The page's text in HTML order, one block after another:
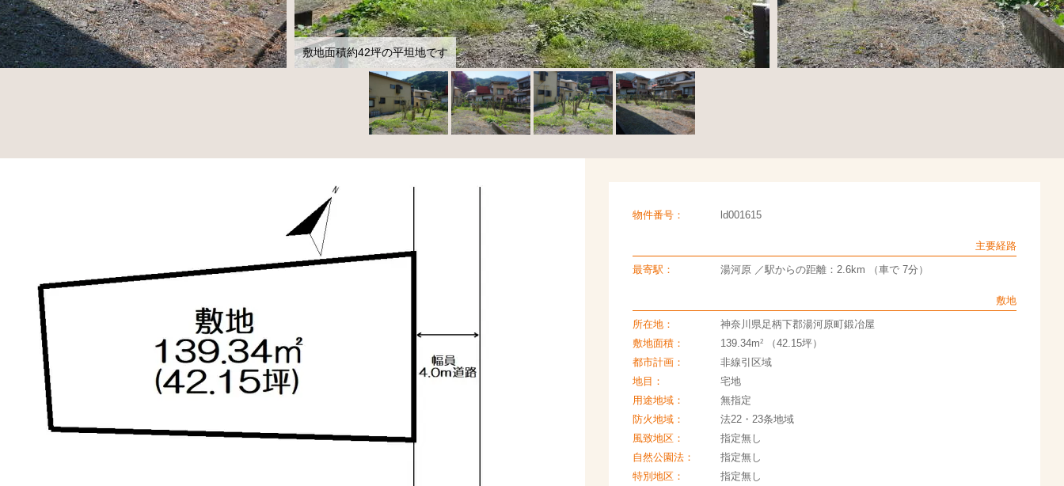
敷地面積約42坪の平坦地です
物件番号： ld001615
主要経路
最寄駅：
湯河原 ／駅からの距離：2.6km （車で 7分）
敷地
所在地：
神奈川県足柄下郡湯河原町鍛冶屋
敷地面積：
139.34m2（42.15坪）
都市計画：
非線引区域
地目：
宅地
用途地域：
無指定
防火地域：
法22・23条地域
風致地区：
指定無し
自然公園法：
指定無し
特別地区：
指定無し